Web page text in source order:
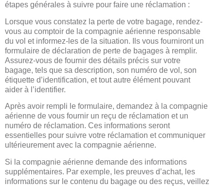
étapes générales à suivre pour faire une réclamation :
Lorsque vous constatez la perte de votre bagage, rendez-
vous au comptoir de la compagnie aérienne responsable
du vol et informez-les de la situation. Ils vous fourniront un
formulaire de déclaration de perte de bagages à remplir.
Assurez-vous de fournir des détails précis sur votre
bagage, tels que sa description, son numéro de vol, son
étiquette d’identification, et tout autre élément pouvant
aider à l’identifier.
Après avoir rempli le formulaire, demandez à la compagnie
aérienne de vous fournir un reçu de réclamation et un
numéro de réclamation. Ces informations seront
essentielles pour suivre votre réclamation et communiquer
ultérieurement avec la compagnie aérienne.
Si la compagnie aérienne demande des informations
supplémentaires. Par exemple, les preuves d’achat, les
informations sur le contenu du bagage ou des reçus, veillez